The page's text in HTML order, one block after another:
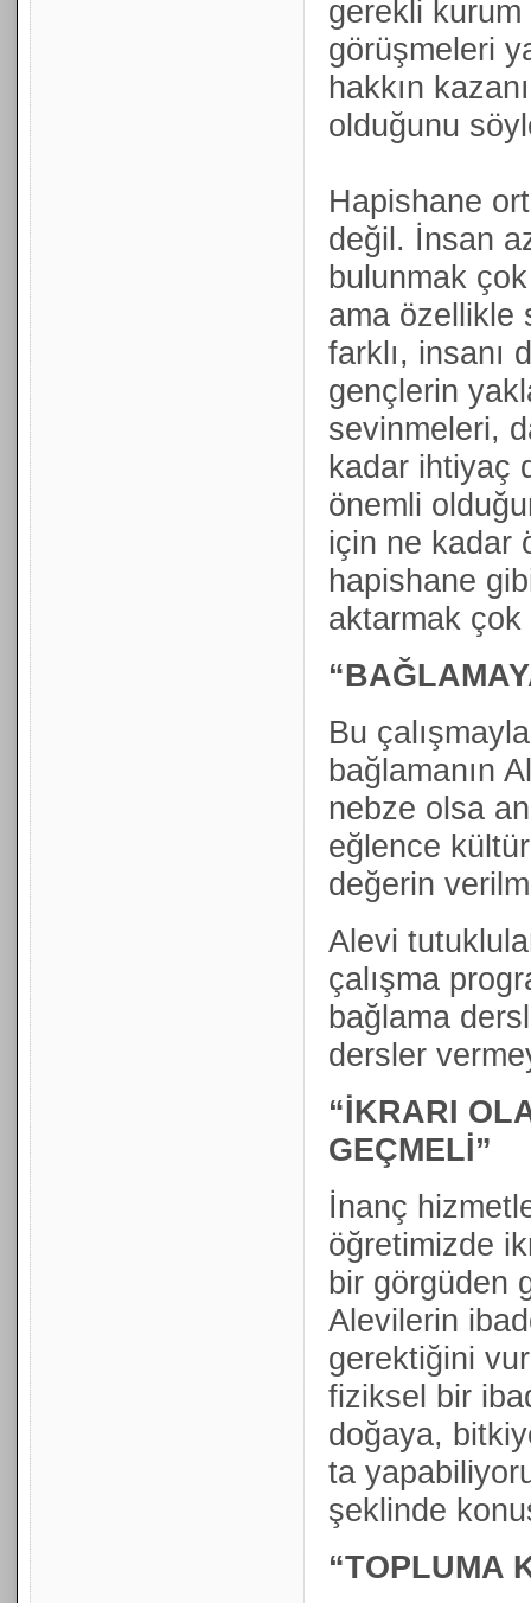
gerekli kurum
görüşmeleri
hakkın
olduğunu
Hapishane
değil. İnsan
bulunmak
ama özellikle
farklı, insanı
gençlerin
sevinmeleri,
kadar ihtiyaç
önemli
için ne kadar
hapishane
aktarmak çok
Bu
bağlamanın
nebze olsa
eğlence
değerin
Alevi
çalışma
bağlama
dersler
“İKRARI
GEÇMELİ”
İnanç
öğretimizde
bir görgüden
Alevilerin
gerektiğini
fiziksel bir
doğaya,
ta
şeklinde
“TOPLUMA